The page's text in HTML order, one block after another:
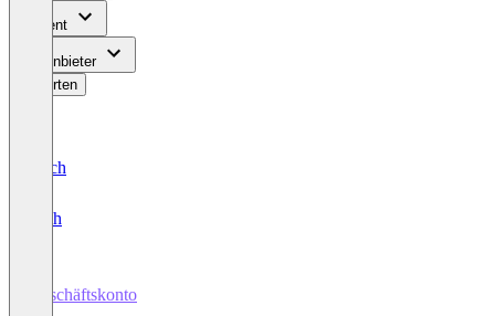
Content
Für Anbieter
Bewerten
Deutsch
English
Geschäftskonto